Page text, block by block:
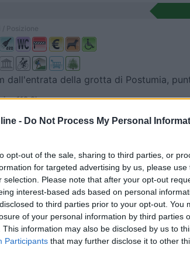
- Do Not Process My Personal
opt-out of the sale, sharing to third parties, or
for targeted advertising by us, please
selection. Please note that after your opt-out
interest-based ads based on personal
to third parties prior to your opt-out. You
of your personal information by third parties
This information may also be disclosed by us to
Participants that may further disclose it to other
dall'entrata della grotta di Postumia,
- 113.3km
Posizione
agrituristica a conduzione familiare,
(TS) - 133.5km
Cave 55